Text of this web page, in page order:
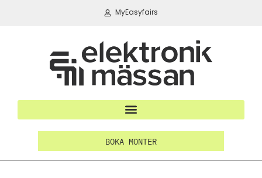
MyEasyfairs
BOKA MONTER